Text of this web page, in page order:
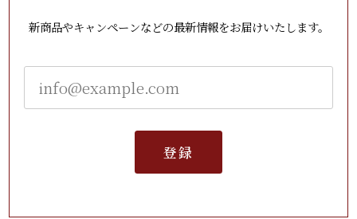
新商品やキャンペーンなどの最新情報をお届けいたします。
登録